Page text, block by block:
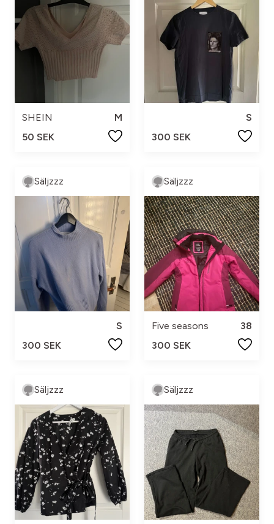
SHEIN
M
50 SEK
S
300 SEK
Säljzzz
S
300 SEK
Säljzzz
Five seasons
38
300 SEK
Säljzzz Säljzzz